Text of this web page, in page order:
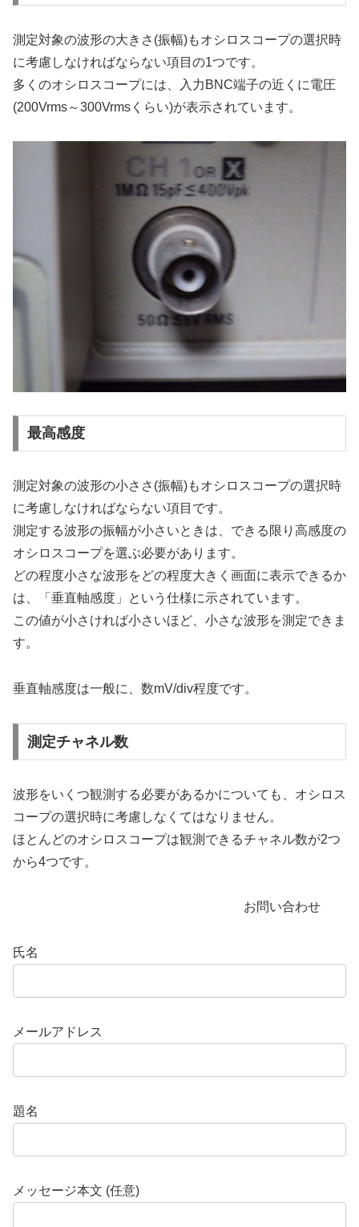
測定対象の波形の大きさ(振幅)もオシロスコープの選択時
に考慮しなければならない項目の1つです。
多くのオシロスコープには、入力BNC端子の近くに電圧
(200Vrms～300Vrmsくらい)が表示されています。
最高感度
測定対象の波形の小ささ(振幅)もオシロスコープの選択時
に考慮しなければならない項目です。
測定する波形の振幅が小さいときは、できる限り高感度の
オシロスコープを選ぶ必要があります。
どの程度小さな波形をどの程度大きく画面に表示できるか
は、「垂直軸感度」という仕様に示されています。
この値が小さければ小さいほど、小さな波形を測定できま
す。
垂直軸感度は一般に、数mV/div程度です。
測定チャネル数
波形をいくつ観測する必要があるかについても、オシロス
コープの選択時に考慮しなくてはなりません。
ほとんどのオシロスコープは観測できるチャネル数が2つ
から4つです。
お問い合わせ
氏名
メールアドレス
題名
メッセージ本文 (任意)